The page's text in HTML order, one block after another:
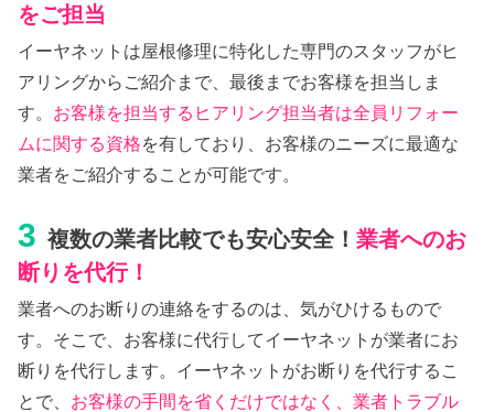
をご担当
イーヤネットは屋根修理に特化した専門のスタッフがヒ
アリングからご紹介まで、最後までお客様を担当しま
す。 お客様を担当するヒアリング担当者は全員リフォー
ムに関する資格を有しており、お客様のニーズに最適な
業者をご紹介することが可能です。
3 複数の業者比較でも安心安全！業者へのお
断りを代行！
業者へのお断りの連絡をするのは、気がひけるもので
す。そこで、お客様に代行してイーヤネットが業者にお
断りを代行します。イーヤネットがお断りを代行するこ
とで、 お客様の手間を省くだけではなく、業者トラブル